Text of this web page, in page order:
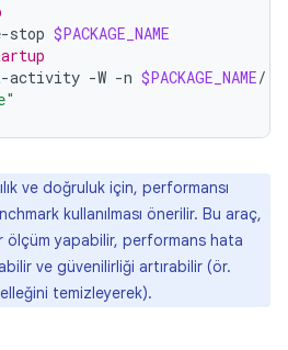
stop $PACKAGE_NAME
activity -W -n $PACKAGE_NAME/
ve doğruluk için, performansı
kullanılması önerilir. Bu araç,
yapabilir, performans hata
ve güvenilirliği artırabilir (ör.
temizleyerek).